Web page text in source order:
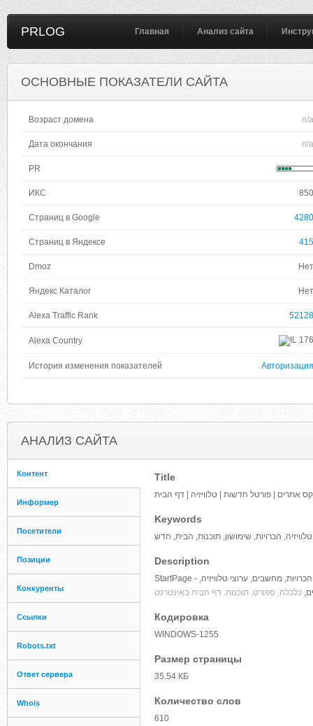
PRLOG Главная Анализ сайта
ОСНОВНЫЕ ПОКАЗАТЕЛИ САЙТА
Возраст домена n/a
Дата окончания n/a
PR
ИКС 850
Страниц в Google 4280
Страниц в Яндексе 415
Dmoz Нет
Яндекс Каталог Нет
Alexa Traffic Rank 52128
Alexa Country 176
История изменения показателей Авторизация
АНАЛИЗ САЙТА
Контент
Информер
Посетители
Позиции
Конкуренты
Ссылки
Robots.txt
Ответ сервера
Whois
Title
Keywords
הכרויות, שימושון, תוכנות, הבית, חדש
Description
StartPage - הינו אינדקס אתרים ישראלי מוביל ופורטל חדשות הכולל אלפי קישורים לאתרים נבחרים בנושאים כגון הכרויות, מחשבים, ערוצי טלוויזיה,
כלכלה, ספורט, תוכנות. דף הבית באינטרנט
Кодировка
WINDOWS-1255
Размер страницы
35.54 КБ
Количество слов
610